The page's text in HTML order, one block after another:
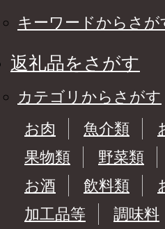
キーワードからさが
返礼品をさがす
カテゴリからさがす
お肉
魚介類
果物類
野菜類
お酒
飲料類
加工品等
調味料